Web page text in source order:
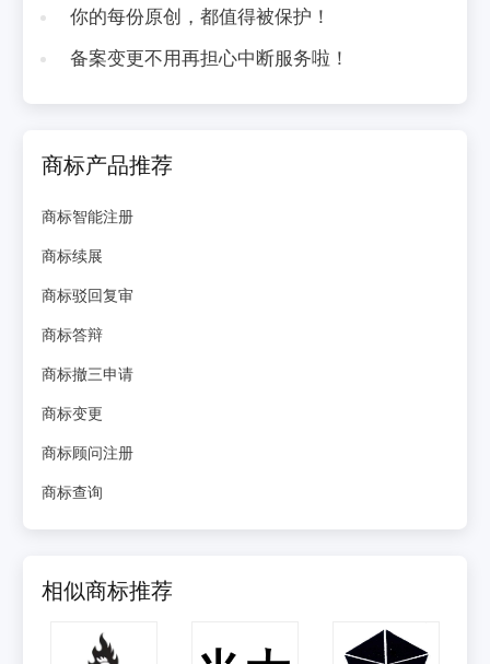
你的每份原创，都值得被保护！
备案变更不用再担心中断服务啦！
商标产品推荐
商标智能注册
商标续展
商标驳回复审
商标答辩
商标撤三申请
商标变更
商标顾问注册
商标查询
相似商标推荐